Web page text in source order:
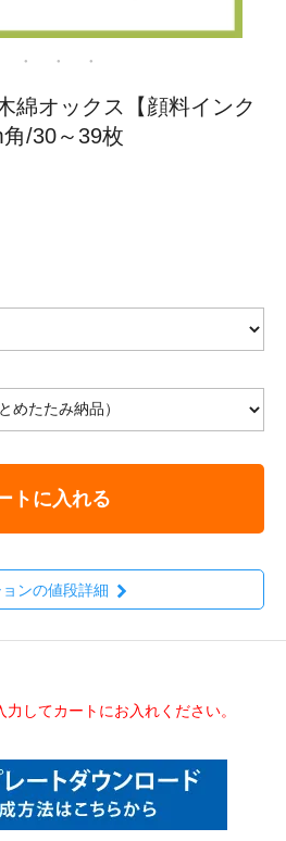
オックス【顔料インク
/30～39枚
トに入れる
ンの値段詳細
してカートにお入れください。